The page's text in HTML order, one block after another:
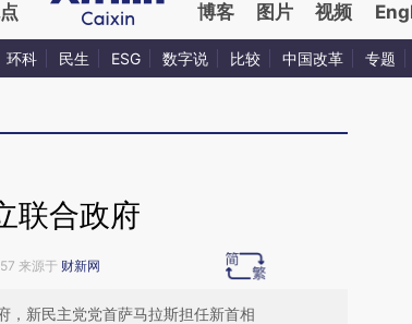
博客 图片 视频
环科 民生 ESG 数字说 比较 中国改革 专题
联合政府
来源于 财新网
，新民主党党首萨马拉斯担任新首相